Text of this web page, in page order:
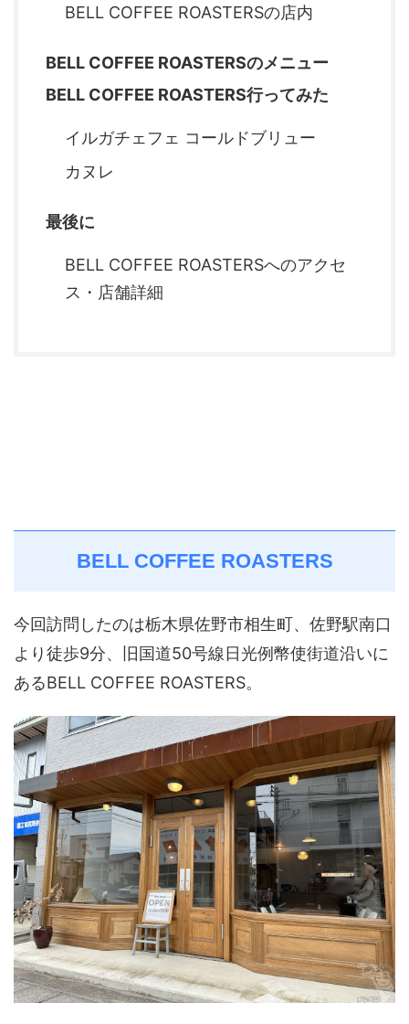
BELL COFFEE ROASTERSの店内
BELL COFFEE ROASTERSのメニュー
BELL COFFEE ROASTERS行ってみた
イルガチェフェ コールドブリュー
カヌレ
最後に
BELL COFFEE ROASTERSへのアクセ
ス・店舗詳細
BELL COFFEE ROASTERS
今回訪問したのは栃木県佐野市相生町、佐野駅南口
より徒歩9分、旧国道50号線日光例幣使街道沿いに
あるBELL COFFEE ROASTERS。